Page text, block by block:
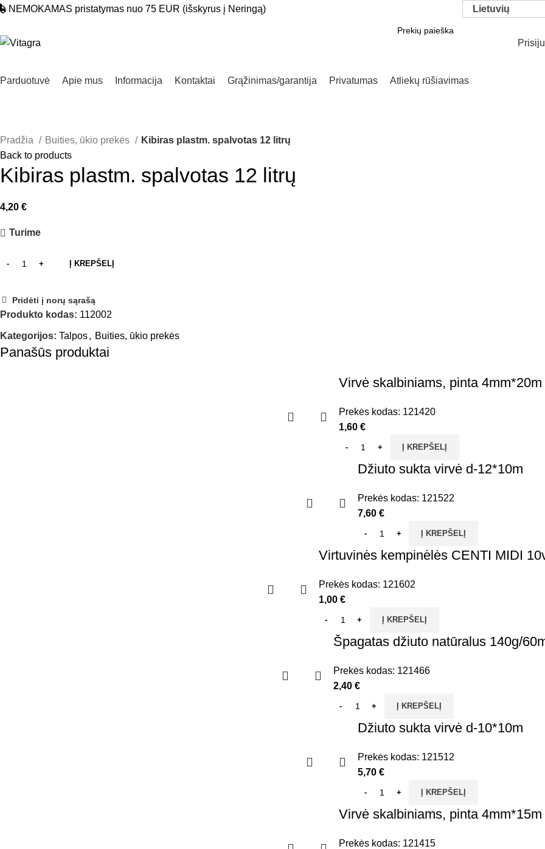
NEMOKAMAS pristatymas nuo 75 EUR (išskyrus į Neringą) Lietuvių
Parduotuvė Apie mus Informacija Kontaktai Grąžinimas/garantija Privatumas Atliekų rūšiavimas
Pradžia Buities, ūkio prekės
Kibiras plastm. spalvotas 12 litrų
Back to products
Kibiras plastm. spalvotas 12 litrų
4,20 €
Turime
Į KREPŠELĮ
Pridėti į norų sąrašą
Produkto kodas: 112002
Kategorijos: Talpos, Buities, ūkio prekės
Panašūs produktai
Virvė skalbiniams, pinta 4mm*20m
Prekės kodas: 121420
1,60 €
Į KREPŠELĮ
Džiuto sukta virvė d-12*10m
Prekės kodas: 121522
7,60 €
Į KREPŠELĮ
Virtuvinės kempinėlės CENTI MIDI
Prekės kodas: 121602
1,00 €
Į KREPŠELĮ
Špagatas džiuto natūralus 140g/
Prekės kodas: 121466
2,40 €
Į KREPŠELĮ
Džiuto sukta virvė d-10*10m
Prekės kodas: 121512
5,70 €
Į KREPŠELĮ
Virvė skalbiniams, pinta 4mm*15m
Prekės kodas: 121415